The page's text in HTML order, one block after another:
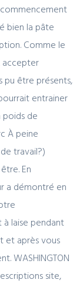
commencement
bien la pâte
Comme le
accepter
pu être présents,
entrainer
poids de
À peine
travail?)
En
a démontré en
à laise pendant
et après vous
WASHINGTON
site,